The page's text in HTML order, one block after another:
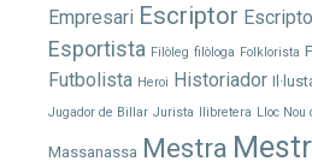
Empresari Escriptor
Esportista Filòleg filòloga Folklorista
Futbolista Heroi Historiador
Jugador de Billar Jurista llibretera Lloc Nou
Massanassa Mestra